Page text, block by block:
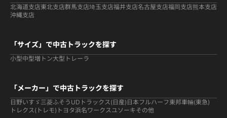
北海道支店東北支店群馬支店埼玉支店福井支店名古屋支店福岡支店熊本支店
沖縄支店
「サイズ」で中古トラックを探す
小型中型増トン大型 トレーラ
「メーカー」で中古トラックを探す
日野いすゞ 三菱ふそう UDトラックス(日産) 日本フルハーフ 東邦車輛(東急)
トレクス(トレモ) トヨタ浜名ワークス ユソーキその他